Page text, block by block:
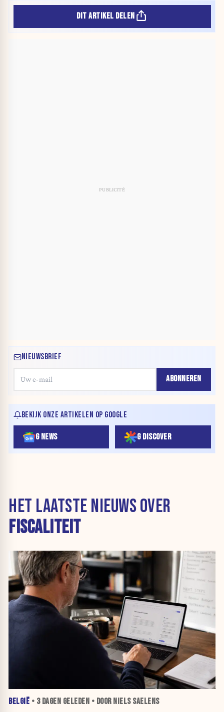
DIT ARTIKEL DELEN
NIEUWSBRIEF
ABONNEREN
BEKIJK ONZE ARTIKELEN OP GOOGLE
G NEWS G DISCOVER
HET LAATSTE NIEUWS OVER
FISCALITEIT
BELGIË • 3 DAGEN GELEDEN • DOOR NIELS SAELENS